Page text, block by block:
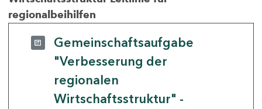
regionalbeihilfen
Gemeinschaftsaufgabe
"Verbesserung der
regionalen
Wirtschaftsstruktur" -